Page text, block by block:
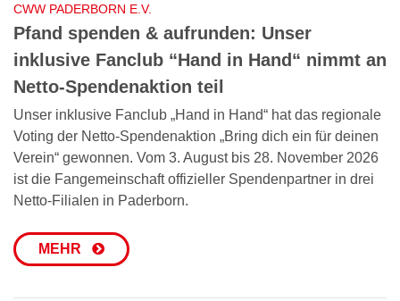
CWW PADERBORN E.V.
Pfand spenden & aufrunden: Unser
inklusive Fanclub “Hand in Hand“ nimmt an
Netto-Spendenaktion teil
Unser inklusive Fanclub „Hand in Hand“ hat das regionale
Voting der Netto-Spendenaktion „Bring dich ein für deinen
Verein“ gewonnen. Vom 3. August bis 28. November 2026
ist die Fangemeinschaft offizieller Spendenpartner in drei
Netto-Filialen in Paderborn.
MEHR